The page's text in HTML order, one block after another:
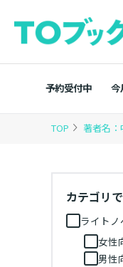
予約受付中 今
TOP 著者名：
カテゴリ
ライトノ
女性
男性